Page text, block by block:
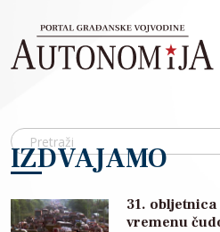
IZDVAJAMO
31.
vremenu